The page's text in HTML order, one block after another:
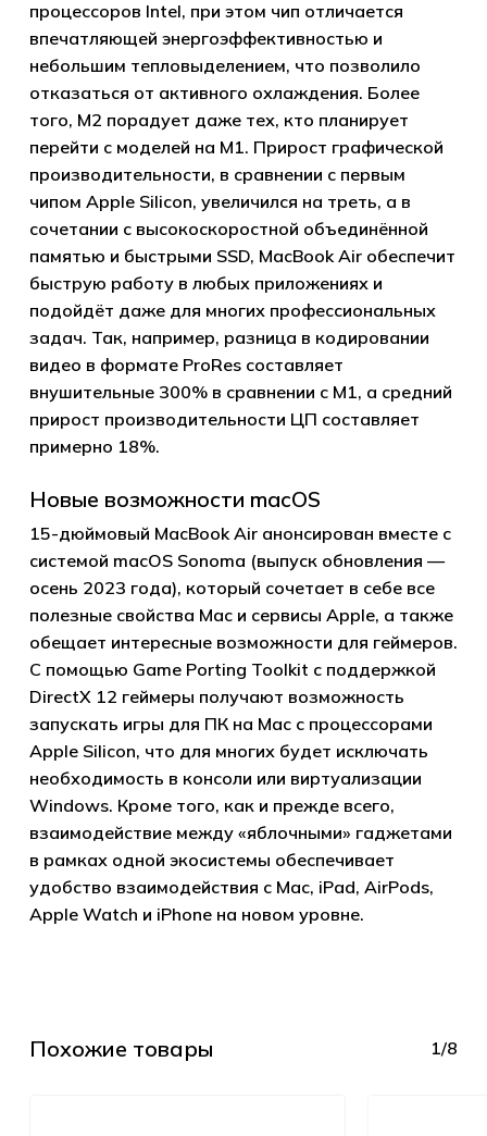
процессоров Intel, при этом чип отличается
впечатляющей энергоэффективностью и
небольшим тепловыделением, что позволило
отказаться от активного охлаждения. Более
того, M2 порадует даже тех, кто планирует
перейти с моделей на M1. Прирост графической
производительности, в сравнении с первым
чипом Apple Silicon, увеличился на треть, а в
сочетании с высокоскоростной объединённой
памятью и быстрыми SSD, MacBook Air обеспечит
быструю работу в любых приложениях и
подойдёт даже для многих профессиональных
задач. Так, например, разница в кодировании
видео в формате ProRes составляет
внушительные 300% в сравнении с M1, а средний
прирост производительности ЦП составляет
примерно 18%.
Новые возможности macOS
15-дюймовый MacBook Air анонсирован вместе с
системой macOS Sonoma (выпуск обновления —
осень 2023 года), который сочетает в себе все
полезные свойства Mac и сервисы Apple, а также
обещает интересные возможности для геймеров.
С помощью Game Porting Toolkit с поддержкой
DirectX 12 геймеры получают возможность
запускать игры для ПК на Mac с процессорами
Apple Silicon, что для многих будет исключать
необходимость в консоли или виртуализации
Windows. Кроме того, как и прежде всего,
взаимодействие между «яблочными» гаджетами
в рамках одной экосистемы обеспечивает
удобство взаимодействия с Mac, iPad, AirPods,
Apple Watch и iPhone на новом уровне.
Похожие товары 1/8